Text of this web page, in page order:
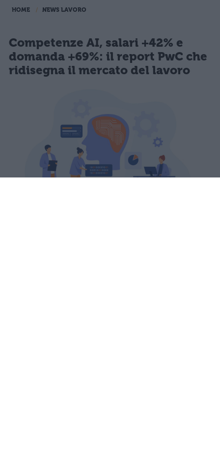
HOME NEWS LAVORO
Competenze AI, salari +42% e
domanda +69%: il report PwC che
ridisegna il mercato del lavoro